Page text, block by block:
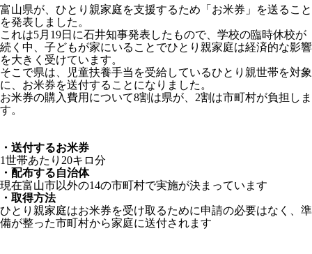
富山県が、ひとり親家庭を支援するため「お米券」を送ること
を発表しました。
これは5月19日に石井知事発表したもので、学校の臨時休校が
続く中、子どもが家にいることでひとり親家庭は経済的な影響
を大きく受けています。
そこで県は、児童扶養手当を受給しているひとり親世帯を対象
に、お米券を送付することになりました。
お米券の購入費用について8割は県が、2割は市町村が負担しま
す。
・送付するお米券
1世帯あたり20キロ分
・配布する自治体
現在富山市以外の14の市町村で実施が決まっています
・取得方法
ひとり親家庭はお米券を受け取るために申請の必要はなく、準
備が整った市町村から家庭に送付されます